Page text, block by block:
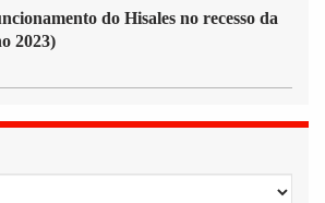
do Hisales no recesso da
2023)